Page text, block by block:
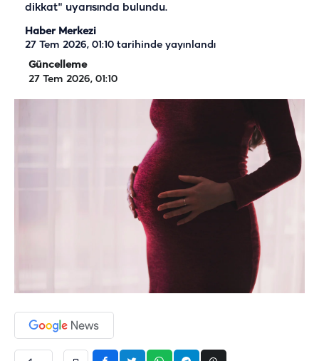
dikkat" uyarısında bulundu.
Haber Merkezi
27 Tem 2026, 01:10 tarihinde yayınlandı
Güncelleme
27 Tem 2026, 01:10